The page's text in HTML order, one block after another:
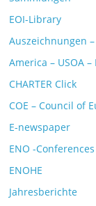
EOI-Library
Auszeichnungen
America – USOA
CHARTER Click
COE – Council of
E-newspaper
ENO -Conferences
ENOHE
Jahresberichte